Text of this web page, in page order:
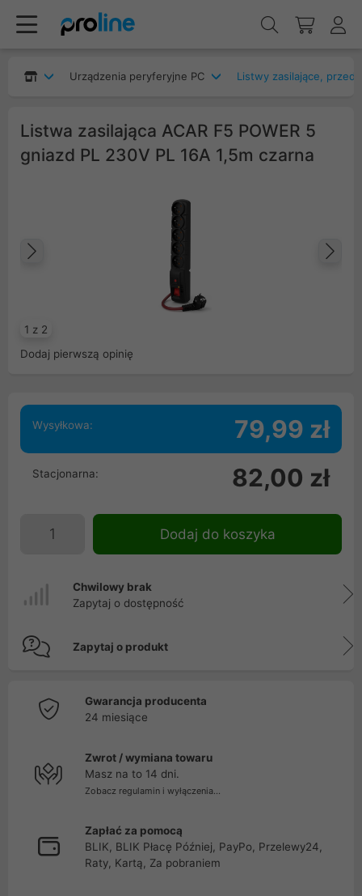
Urządzenia peryferyjne PC Listwy zasilające,
Listwa zasilająca ACAR F5 POWER 5
gniazd PL 230V PL 16A 1,5m czarna
1 z 2
Dodaj pierwszą opinię
Wysyłkowa: 79,99 zł
Stacjonarna: 82,00 zł
Dodaj do koszyka
Chwilowy brak
Zapytaj o dostępność
Zapytaj o produkt
Gwarancja producenta
24 miesiące
Zwrot / wymiana towaru
Masz na to 14 dni.
Zobacz regulamin i wyłączenia...
Zapłać za pomocą
BLIK, BLIK Płacę Później, PayPo, Przelewy24,
Raty, Kartą, Za pobraniem